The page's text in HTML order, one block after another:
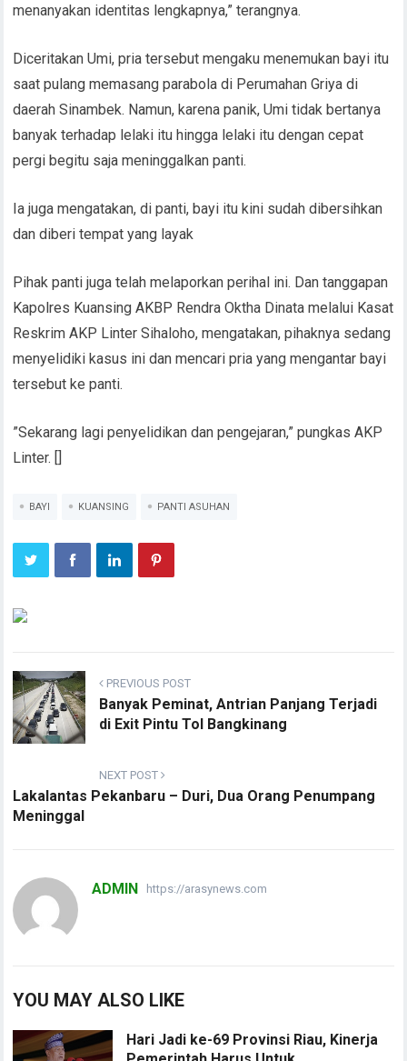
menanyakan identitas lengkapnya,” terangnya.
Diceritakan Umi, pria tersebut mengaku menemukan bayi itu
saat pulang memasang parabola di Perumahan Griya di
daerah Sinambek. Namun, karena panik, Umi tidak bertanya
banyak terhadap lelaki itu hingga lelaki itu dengan cepat
pergi begitu saja meninggalkan panti.
Ia juga mengatakan, di panti, bayi itu kini sudah dibersihkan
dan diberi tempat yang layak
Pihak panti juga telah melaporkan perihal ini. Dan tanggapan
Kapolres Kuansing AKBP Rendra Oktha Dinata melalui Kasat
Reskrim AKP Linter Sihaloho, mengatakan, pihaknya sedang
menyelidiki kasus ini dan mencari pria yang mengantar bayi
tersebut ke panti.
”Sekarang lagi penyelidikan dan pengejaran,” pungkas AKP
Linter. []
BAYI KUANSING PANTI ASUHAN
PREVIOUS POST
Banyak Peminat, Antrian Panjang Terjadi
di Exit Pintu Tol Bangkinang
NEXT POST
Lakalantas Pekanbaru – Duri, Dua Orang Penumpang
Meninggal
ADMIN https://arasynews.com
YOU MAY ALSO LIKE
Hari Jadi ke-69 Provinsi Riau, Kinerja